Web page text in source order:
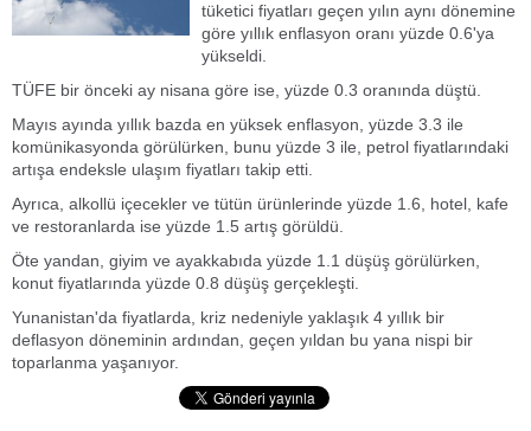
tüketici fiyatları geçen yılın aynı dönemine
göre yıllık enflasyon oranı yüzde 0.6'ya
yükseldi.
TÜFE bir önceki ay nisana göre ise, yüzde 0.3 oranında düştü.
Mayıs ayında yıllık bazda en yüksek enflasyon, yüzde 3.3 ile
komünikasyonda görülürken, bunu yüzde 3 ile, petrol fiyatlarındaki
artışa endeksle ulaşım fiyatları takip etti.
Ayrıca, alkollü içecekler ve tütün ürünlerinde yüzde 1.6, hotel, kafe
ve restoranlarda ise yüzde 1.5 artış görüldü.
Öte yandan, giyim ve ayakkabıda yüzde 1.1 düşüş görülürken,
konut fiyatlarında yüzde 0.8 düşüş gerçekleşti.
Yunanistan'da fiyatlarda, kriz nedeniyle yaklaşık 4 yıllık bir
deflasyon döneminin ardından, geçen yıldan bu yana nispi bir
toparlanma yaşanıyor.